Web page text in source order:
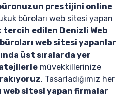
prestijini online
büroları web sitesi yapan
tercih edilen Denizli Web
web sitesi yapanlar
üst sıralarda yer
müvekkillerinize
. Tasarladığımız her
web sitesi yapan firmalar